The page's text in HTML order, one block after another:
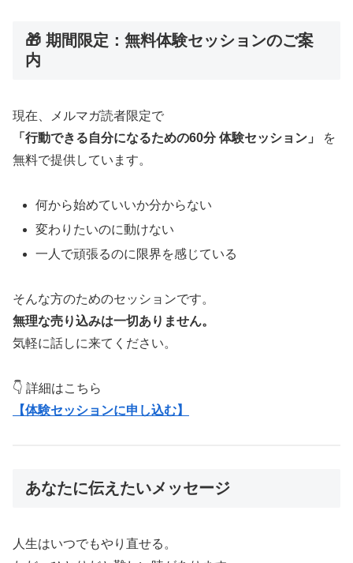
🎁 期間限定：無料体験セッションのご案
内
現在、メルマガ読者限定で
「行動できる自分になるための60分 体験セッション」
を
無料で提供しています。
何から始めていいか分からない
変わりたいのに動けない
一人で頑張るのに限界を感じている
そんな方のためのセッションです。
無理な売り込みは一切ありません。
気軽に話しに来てください。
👇 詳細はこちら
【体験セッションに申し込む】
あなたに伝えたいメッセージ
人生はいつでもやり直せる。